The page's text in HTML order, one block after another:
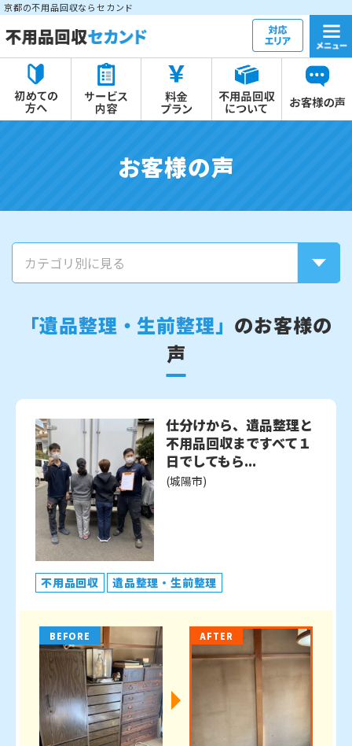
京都の不用品回収ならセカンド
お客様の声
「遺品整理・生前整理」 のお客様の
声
仕分けから、遺品整理と
不用品回収まですべて１
日でしてもら...
(城陽市)
不用品回収 遺品整理・生前整理
BEFORE AFTER